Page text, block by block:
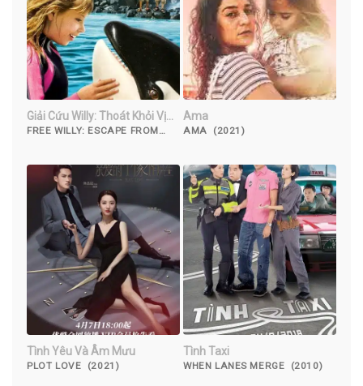
Giải Cứu Willy: Thoát Khỏi Vịnh
Hải Tặc
FREE WILLY: ESCAPE FROM
Ama
AMA (2021)
Tình Yêu Và Âm Mưu
PLOT LOVE (2021)
Tình Taxi
WHEN LANES MERGE (2010)